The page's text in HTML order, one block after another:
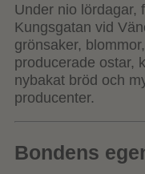
Under nio lördagar,
Kungsgatan vid
grönsaker,
producerade ostar,
nybakat bröd och
producenter.
Bondens